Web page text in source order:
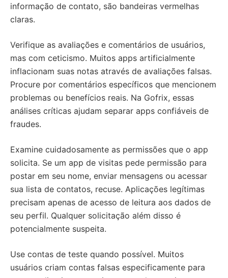
informação de contato, são bandeiras vermelhas
claras.
Verifique as avaliações e comentários de usuários,
mas com ceticismo. Muitos apps artificialmente
inflacionam suas notas através de avaliações falsas.
Procure por comentários específicos que mencionem
problemas ou benefícios reais. Na Gofrix, essas
análises críticas ajudam separar apps confiáveis de
fraudes.
Examine cuidadosamente as permissões que o app
solicita. Se um app de visitas pede permissão para
postar em seu nome, enviar mensagens ou acessar
sua lista de contatos, recuse. Aplicações legítimas
precisam apenas de acesso de leitura aos dados de
seu perfil. Qualquer solicitação além disso é
potencialmente suspeita.
Use contas de teste quando possível. Muitos
usuários criam contas falsas especificamente para